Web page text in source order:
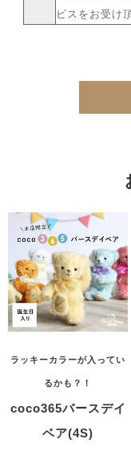
ビスをお受け
ラッキーカラーが入ってい
るかも？！
coco365バースデイ
ベア(4S)